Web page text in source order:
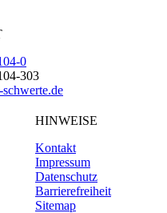
0
303
HINWEISE
Kontakt
Impressum
Datenschutz
Barrierefreiheit
Sitemap